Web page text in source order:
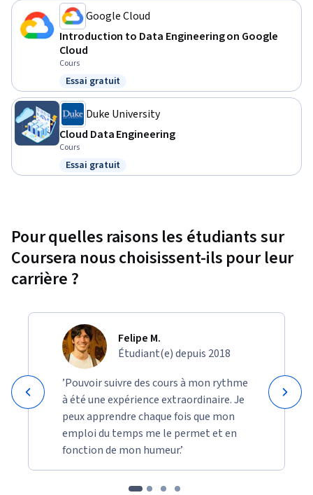
Google Cloud
Introduction to Data Engineering on Google
Cloud
Cours
Statut : Essai gratuit
Essai gratuit
Duke University
Cloud Data Engineering
Cours
Statut : Essai gratuit
Essai gratuit
Pour quelles raisons les étudiants sur
Coursera nous choisissent-ils pour leur
carrière ?
Felipe M.
Étudiant(e) depuis 2018
’Pouvoir suivre des cours à mon rythme
à été une expérience extraordinaire. Je
peux apprendre chaque fois que mon
emploi du temps me le permet et en
fonction de mon humeur.’